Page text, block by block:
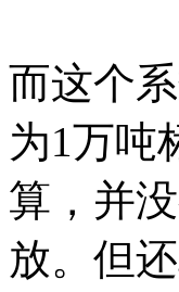
而这个
为1万吨
算，并
放。但